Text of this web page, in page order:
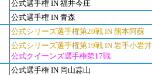
公式選手権 IN 福井今庄
公式選手権 IN 青森
公式シリーズ選手権第20戦 IN 熊本阿蘇
公式シリーズ選手権第19戦 IN 岩手小岩井
公式クイーンズ選手権第17戦
公式選手権 IN 岡山蒜山